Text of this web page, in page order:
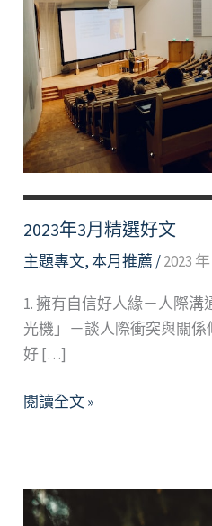
2023年3月精選好文
主題專文,本月推薦 /2023
1. 擁有自信好人緣－人際溝
光機」－談人際衝突與關
好 […]
2023
精
閱讀全文 »